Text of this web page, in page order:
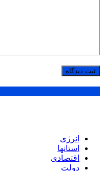
انرژی
استانها
اقتصادی
دولت